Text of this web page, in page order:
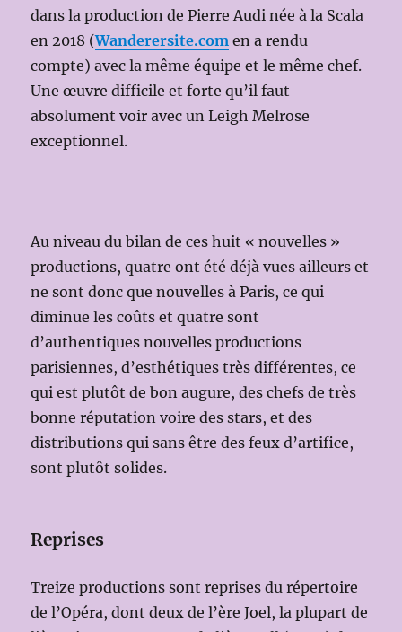
dans la production de Pierre Audi née à la Scala
en 2018 (Wanderersite.com en a rendu
compte) avec la même équipe et le même chef.
Une œuvre difficile et forte qu’il faut
absolument voir avec un Leigh Melrose
exceptionnel.
Au niveau du bilan de ces huit « nouvelles »
productions, quatre ont été déjà vues ailleurs et
ne sont donc que nouvelles à Paris, ce qui
diminue les coûts et quatre sont
d’authentiques nouvelles productions
parisiennes, d’esthétiques très différentes, ce
qui est plutôt de bon augure, des chefs de très
bonne réputation voire des stars, et des
distributions qui sans être des feux d’artifice,
sont plutôt solides.
Reprises
Treize productions sont reprises du répertoire
de l’Opéra, dont deux de l’ère Joel, la plupart de